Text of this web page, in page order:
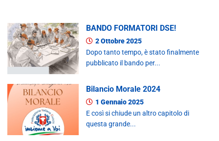
BANDO FORMATORI DSE!
2 Ottobre 2025
Dopo tanto tempo, è stato finalmente
pubblicato il bando per...
Bilancio Morale 2024
1 Gennaio 2025
E così si chiude un altro capitolo di
questa grande...